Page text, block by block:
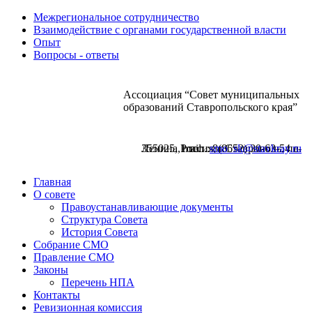
Межрегиональное сотрудничество
Взаимодействие с органами государственной власти
Опыт
Вопросы - ответы
Ассоциация “Совет муниципальных
образований Ставропольского края”
355025, Россия, г.Ставрополь, пл. Ленина,1 тел.: 8(8652) 30-63-54 е-mail:smo_sk@stavkray.ru
Главная
О совете
Правоустанавливающие документы
Структура Совета
История Совета
Собрание СМО
Правление СМО
Законы
Перечень НПА
Контакты
Ревизионная комиссия